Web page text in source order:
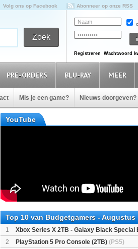
Volg ons op Facebook Abonneer op onze RSS
Registreren Wachtwoord
PRE-ORDERS BLU-RAY MEER
Mis je een game? Nieuws doorgeven?
YouTube
Top 10 van Budgetgamers - Augustus
1
Xbox Series X 2TB - Galaxy Black Special
(XboxSeriesX)
2 PlayStation 5 Pro Console (2TB) (PS5)